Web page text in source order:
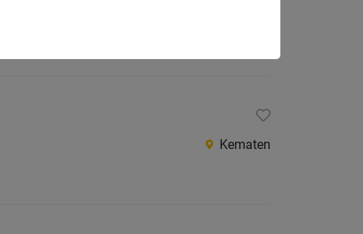
Kematen